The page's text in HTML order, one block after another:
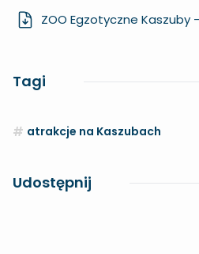
ZOO Egzotyczne Kaszuby
Tagi
atrakcje na Kaszubach
Udostępnij